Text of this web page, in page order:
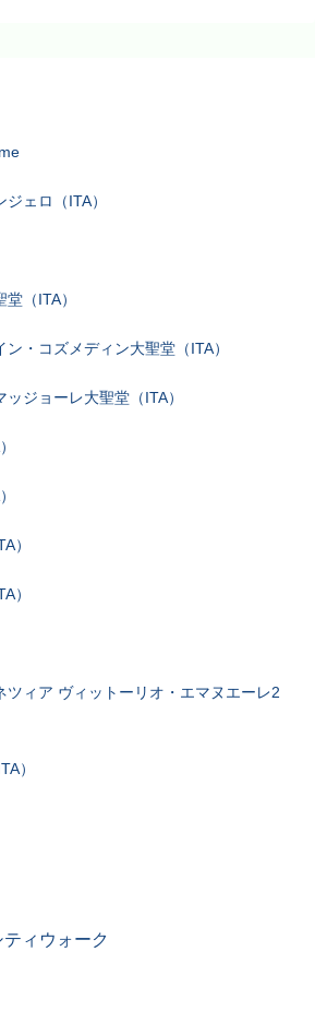
ェロ（ITA）
（ITA）
・コズメディン大聖堂（ITA）
ジョーレ大聖堂（ITA）
）
）
ツィア ヴィットーリオ・エマヌエーレ2
）
ティウォーク